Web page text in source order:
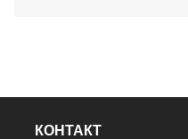
КОНТАКТ